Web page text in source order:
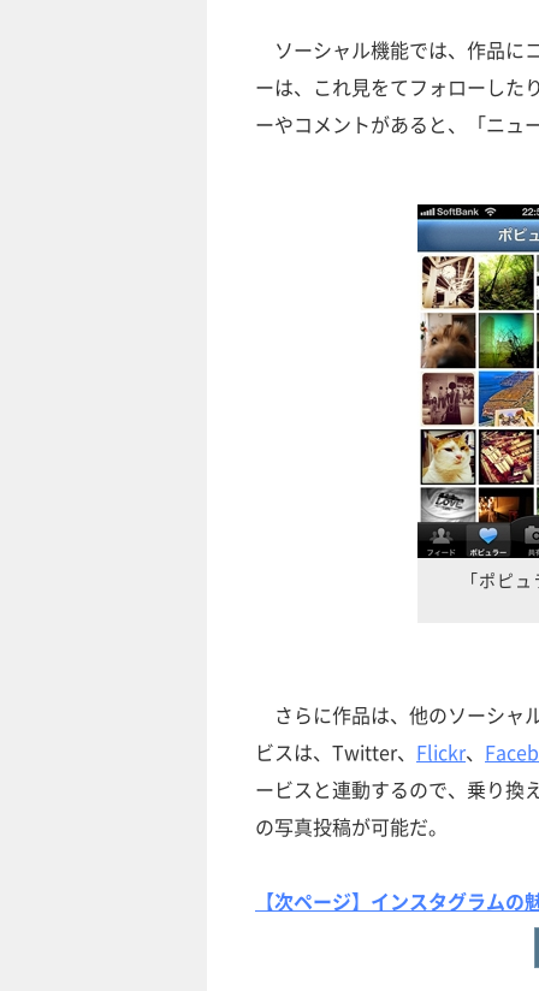
ソーシャル機能では、作品に
ーは、これ見をてフォローした
ーやコメントがあると、「ニュ
「ポピ
さらに作品は、他のソーシャ
ビスは、Twitter、 Flickr、
ービスと連動するので、乗り換
の写真投稿が可能だ。
【次ページ】インスタグラムの